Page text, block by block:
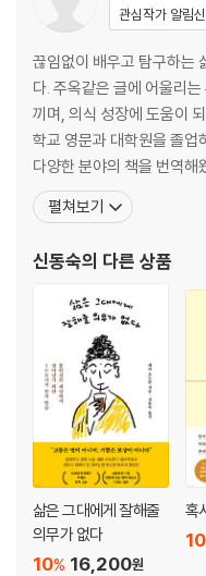
관심작가 알림
끊임없이 배우고 탐구하는
다. 주옥같은 글에 어울리
끼며, 의식 성장에 도움이
학교 영문과 대학원을 졸업
다양한 분야의 책을 번역해
대하는 법》, 《예민함이라는
간은 필요 없다》, 《학습과학
을 이기는 법》, 《인간은 과
펼쳐보기
신동숙의 다른 상품
삶은 그대에게 잘해줄
의무가 없다
16,200원
10%
혹
10